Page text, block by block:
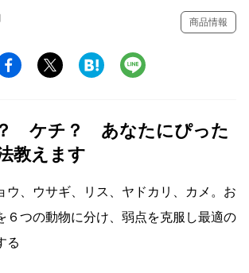
商品情報
ケチ？ あなたにぴった
教えます
ウ、ウサギ、リス、ヤドカリ、カメ。お
６つの動物に分け、弱点を克服し最適の
る